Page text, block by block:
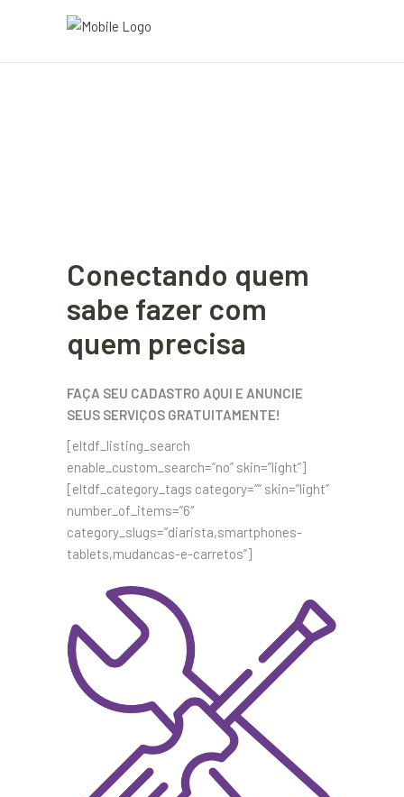
Conectando quem
sabe fazer com
quem precisa
FAÇA SEU CADASTRO AQUI E ANUNCIE
SEUS SERVIÇOS GRATUITAMENTE!
[eltdf_listing_search
enable_custom_search=”no” skin=”light”]
[eltdf_category_tags category=”” skin=”light”
number_of_items=”6″
category_slugs=”diarista,smartphones-
tablets,mudancas-e-carretos”]